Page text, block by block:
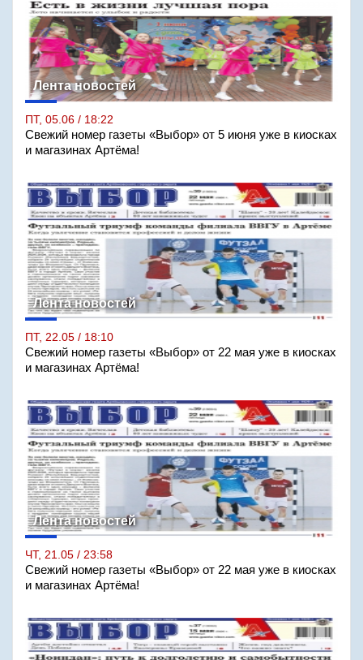
Лента новостей
ПТ, 05.06 / 18:22
Свежий номер газеты «Выбор» от 5 июня уже в киосках
и магазинах Артёма!
Лента новостей
ПТ, 22.05 / 18:10
Свежий номер газеты «Выбор» от 22 мая уже в киосках
и магазинах Артёма!
Лента новостей
ЧТ, 21.05 / 23:58
Свежий номер газеты «Выбор» от 22 мая уже в киосках
и магазинах Артёма!